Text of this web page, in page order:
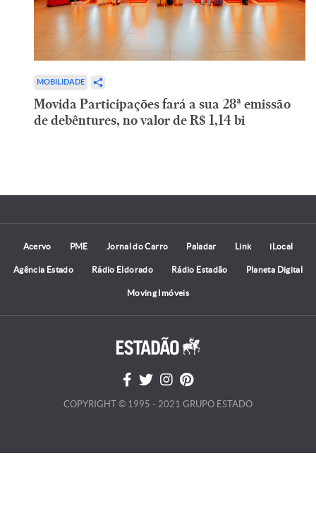
MOBILIDADE
Movida Participações fará a sua 28ª emissão
de debêntures, no valor de R$ 1,14 bi
Acervo PME Jornal do Carro Paladar Link iLocal
Agência Estado Rádio Eldorado Rádio Estadão Planeta Digital
Moving Imóveis
COPYRIGHT © 1995 - 2021 GRUPO ESTADO